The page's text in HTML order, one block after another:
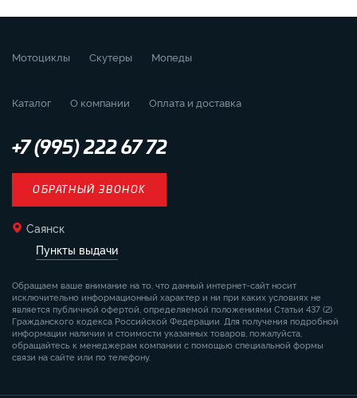
Мотоциклы Скутеры Мопеды
Каталог О компании Оплата и доставка
+7 (995) 222 67 72
ОБРАТНЫЙ ЗВОНОК
Саянск
Пункты выдачи
Обращаем ваше внимание на то, что данный интернет-сайт носит
исключительно информационный характер и ни при каких условиях не
является публичной офертой, определяемой положениями Статьи 437 (2)
Гражданского кодекса Российской Федерации. Для получения подробной
информации наличии и стоимости указанных товаров, пожалуйста,
обращайтесь к менеджерам компании с помощью специальной формы
связи на сайте или по телефону.